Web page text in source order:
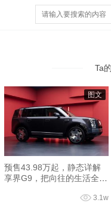
Ta
图文
预售43.98万起，静态详解
享界G9，把向往的生活全配
3.1w